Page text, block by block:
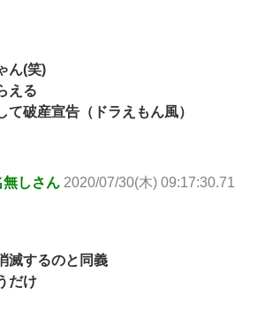
ん(笑)
える
て破産宣告（ドラえもん風）
無しさん 2020/07/30(木) 09:17:30.71
滅するのと同義
だけ